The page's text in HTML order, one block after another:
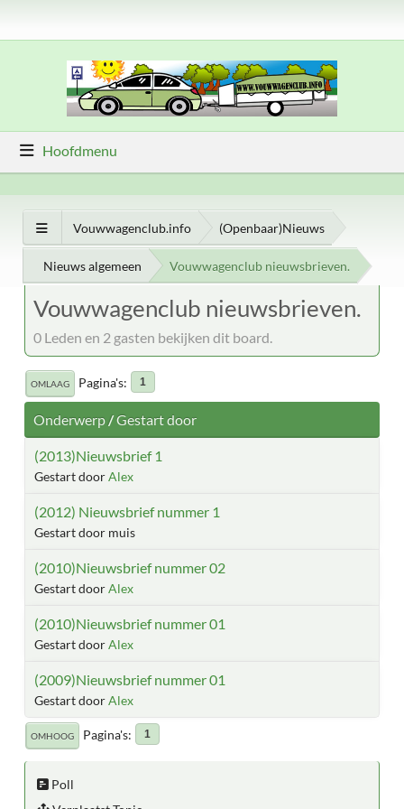
Hoofdmenu
Vouwwagenclub.info (Openbaar)Nieuws
Nieuws algemeen Vouwwagenclub nieuwsbrieven.
Vouwwagenclub nieuwsbrieven.
0 Leden en 2 gasten bekijken dit board.
OMLAAG Pagina's 1
Onderwerp/Gestart door
(2013)Nieuwsbrief 1
Gestart doorAlex
(2012) Nieuwsbrief nummer 1
Gestart door muis
(2010)Nieuwsbrief nummer 02
Gestart doorAlex
(2010)Nieuwsbrief nummer 01
Gestart doorAlex
(2009)Nieuwsbrief nummer 01
Gestart doorAlex
OMHOOG Pagina's 1
Poll